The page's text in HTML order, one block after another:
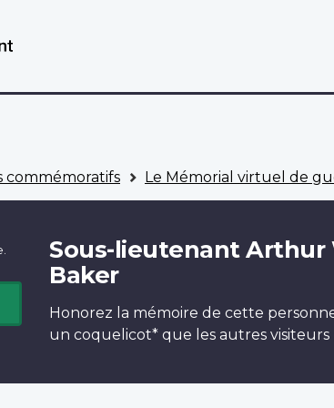
commémoratifs Le Mémorial virtuel de
Sous-lieutenant Arthur
Baker
Honorez la mémoire de cette
un coquelicot* que les autres